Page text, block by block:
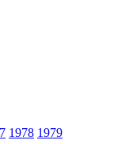
1978 1979